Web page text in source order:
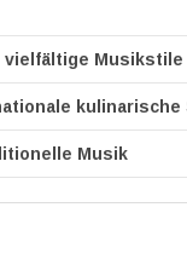
vielfältige Musikstile
kulinarische
Musik